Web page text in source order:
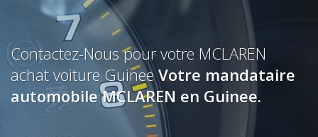
Contactez-Nous pour votre MCLAREN
achat voiture GuineeVotre mandataire
automobile MCLAREN en Guinee.